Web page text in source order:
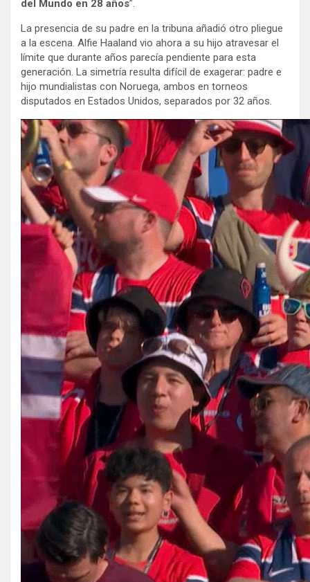
del Mundo en 28 años”.
La presencia de su padre en la tribuna añadió otro pliegue
a la escena. Alfie Haaland vio ahora a su hijo atravesar el
límite que durante años parecía pendiente para esta
generación. La simetría resulta difícil de exagerar: padre e
hijo mundialistas con Noruega, ambos en torneos
disputados en Estados Unidos, separados por 32 años.